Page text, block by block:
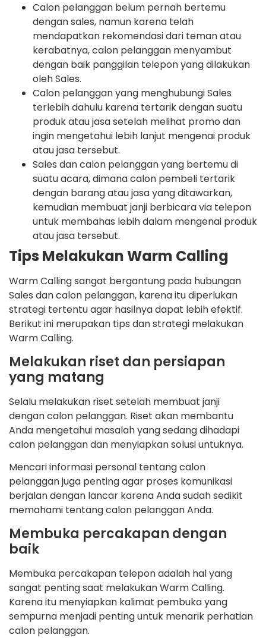
Calon pelanggan belum pernah bertemu
dengan sales, namun karena telah
mendapatkan rekomendasi dari teman atau
kerabatnya, calon pelanggan menyambut
dengan baik panggilan telepon yang dilakukan
oleh Sales.
Calon pelanggan yang menghubungi Sales
terlebih dahulu karena tertarik dengan suatu
produk atau jasa setelah melihat promo dan
ingin mengetahui lebih lanjut mengenai produk
atau jasa tersebut.
Sales dan calon pelanggan yang bertemu di
suatu acara, dimana calon pembeli tertarik
dengan barang atau jasa yang ditawarkan,
kemudian membuat janji berbicara via telepon
untuk membahas lebih dalam mengenai produk
atau jasa tersebut.
Tips Melakukan Warm Calling
Warm Calling sangat bergantung pada hubungan
Sales dan calon pelanggan, karena itu diperlukan
strategi tertentu agar hasilnya dapat lebih efektif.
Berikut ini merupakan tips dan strategi melakukan
Warm Calling.
Melakukan riset dan persiapan
yang matang
Selalu melakukan riset setelah membuat janji
dengan calon pelanggan. Riset akan membantu
Anda mengetahui masalah yang sedang dihadapi
calon pelanggan dan menyiapkan solusi untuknya.
Mencari informasi personal tentang calon
pelanggan juga penting agar proses komunikasi
berjalan dengan lancar karena Anda sudah sedikit
memahami tentang calon pelanggan Anda.
Membuka percakapan dengan
baik
Membuka percakapan telepon adalah hal yang
sangat penting saat melakukan Warm Calling.
Karena itu menyiapkan kalimat pembuka yang
sempurna menjadi penting untuk menarik perhatian
calon pelanggan.